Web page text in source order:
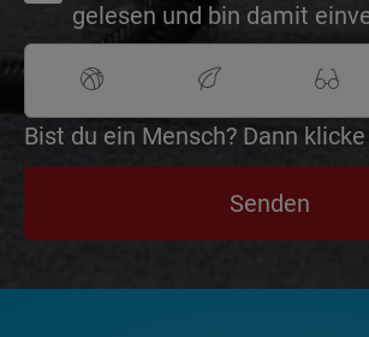
gelesen und bin damit
Bist du ein Mensch? Dann